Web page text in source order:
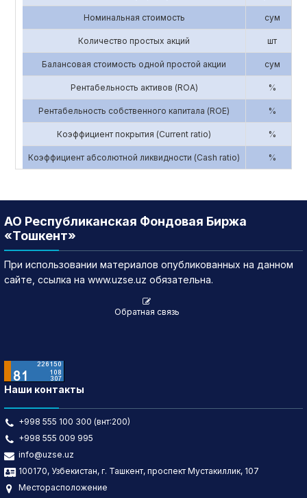
Номинальная стоимость сум
Количество простых акций шт
Балансовая стоимость одной простой акции сум
Рентабельность активов (ROA) %
Рентабельность собственного капитала (ROE) %
Коэффициент покрытия (Current ratio) %
Коэффициент абсолютной ликвидности (Cash ratio) %
АО Республиканская Фондовая Биржа
«Тошкент»
При использовании материалов опубликованных на данном
сайте, ссылка на www.uzse.uz обязательна.
Обратная связь
Наши контакты
+998 555 100 300 (внт:200)
+998 555 009 995
info@uzse.uz
100170, Узбекистан, г. Ташкент, проспект Мустакиллик, 107
Месторасположение